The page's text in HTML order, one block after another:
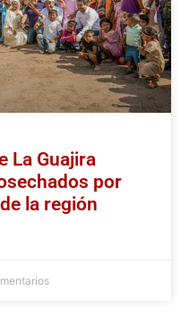
La Guajira
por
la región